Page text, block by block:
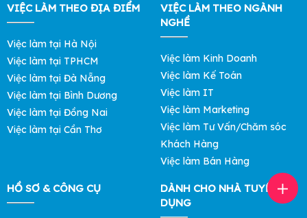
VIỆC LÀM THEO ĐỊA ĐIỂM
Việc làm tại Hà Nội
Việc làm tại TPHCM
Việc làm tại Đà Nẵng
Việc làm tại Bình Dương
Việc làm tại Đồng Nai
Việc làm tại Cần Thơ
VIỆC LÀM THEO NGÀNH
NGHỀ
Việc làm Kinh Doanh
Việc làm Kế Toán
Việc làm IT
Việc làm Marketing
Việc làm Tư Vấn/Chăm sóc
Khách Hàng
Việc làm Bán Hàng
HỒ SƠ & CÔNG CỤ
DÀNH CHO NHÀ TUYỂN
DỤNG